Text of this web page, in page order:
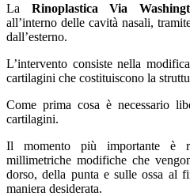
La Rinoplastica Via
all’interno delle cavità nasali,
dall’esterno.
L’intervento consiste nella
cartilagini che costituiscono la
Come prima cosa è necessario
cartilagini.
Il momento più importante è
millimetriche modifiche che
dorso, della punta e sulle ossa al
maniera desiderata.